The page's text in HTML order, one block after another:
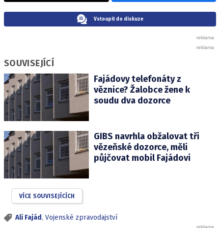
Vstoupit do diskuze
SOUVISEJÍCÍ
Fajádovy telefonáty z
věznice? Žalobce žene k
soudu dva dozorce
GIBS navrhla obžalovat tři
vězeňské dozorce, měli
půjčovat mobil Fajádovi
VÍCE SOUVISEJÍCÍCH
Ali Fajád, Vojenské zpravodajství